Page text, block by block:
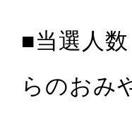
■当選人
らのおみ